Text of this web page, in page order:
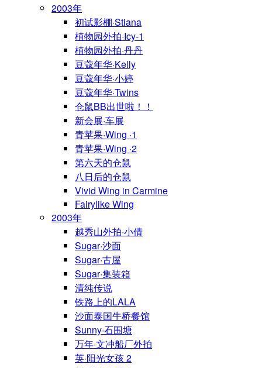
2003年
初试影棚·Stiana
植物园外拍·Icy-1
植物园外拍·丹丹
豆蔻年华·Kelly
豆蔻年华·小婷
豆蔻年华·Twins
仓鼠BB出世啦！！
新会展·车展
青苹果·Wing ·1
青苹果·Wing ·2
第六天的仓鼠
八日后的仓鼠
Vivid Wing in Carmine
Fairylike Wing
2003年
越秀山外拍·小倩
Sugar·沙面
Sugar·古屋
Sugar·集装箱
清纯传说
铁路上的LALA
沙面泰国牛桥餐馆
Sunny·石围塘
万年·文冲船厂外拍
英·阳光女孩 2